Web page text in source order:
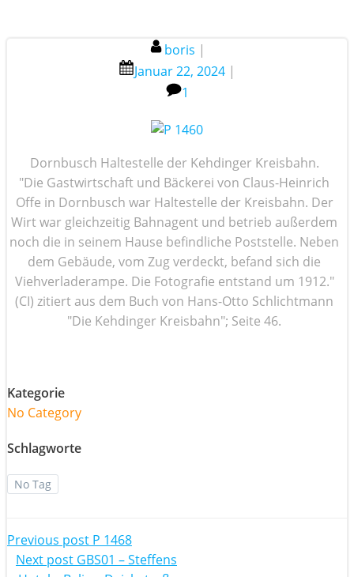
boris |
Januar 22, 2024 |
1
Dornbusch Haltestelle der Kehdinger Kreisbahn.
"Die Gastwirtschaft und Bäckerei von Claus-Heinrich
Offe in Dornbusch war Haltestelle der Kreisbahn. Der
Wirt war gleichzeitig Bahnagent und betrieb außerdem
noch die in seinem Hause befindliche Poststelle. Neben
dem Gebäude, vom Zug verdeckt, befand sich die
Viehverladerampe. Die Fotografie entstand um 1912."
(CI) zitiert aus dem Buch von Hans-Otto Schlichtmann
"Die Kehdinger Kreisbahn"; Seite 46.
Kategorie
No Category
Schlagworte
No Tag
Post
Previous post P 1468
Post
Next post GBS01 – Steffens